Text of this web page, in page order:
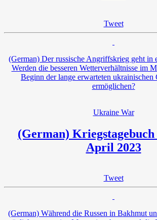
Tweet
(German) Der russische Angriffskrieg geht in
Werden die besseren Wetterverhältnisse im
Beginn der lange erwarteten ukrainischen
ermöglichen?
Ukraine War
(German)
April 2023
Tweet
(German) Während die Russen in Bakhmut